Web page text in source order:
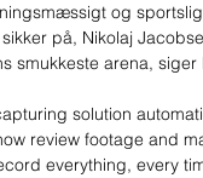
og
på, Nikolaj
smukkeste arena, siger
solution
review footage and
everything, every